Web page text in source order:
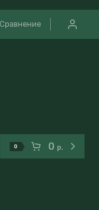
Сравнение
0 0 р.